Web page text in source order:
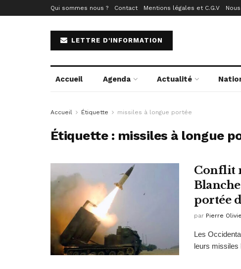
Qui sommes nous ? Contact Mentions légales et C.G.V
LETTRE D'INFORMATION
Accueil Agenda Actualité
Accueil Étiquette missiles à longue portée
Étiquette : missiles à longue
Conflit
portée
par Pierre
Les
leurs missiles